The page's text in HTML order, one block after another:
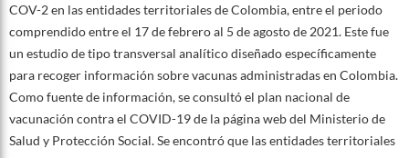
COV-2 en las entidades territoriales de Colombia, entre el periodo
comprendido entre el 17 de febrero al 5 de agosto de 2021. Este fue
un estudio de tipo transversal analítico diseñado específicamente
para recoger información sobre vacunas administradas en Colombia.
Como fuente de información, se consultó el plan nacional de
vacunación contra el COVID-19 de la página web del Ministerio de
Salud y Protección Social. Se encontró que las entidades territoriales